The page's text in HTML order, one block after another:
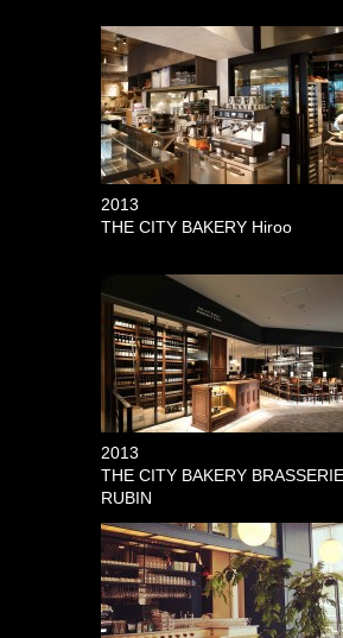
2013
THE CITY BAKERY Hiroo
2013
THE CITY BAKERY BRASSERIE
RUBIN